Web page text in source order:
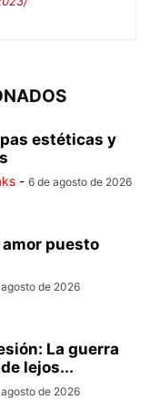
estéticas y
- 6 de agosto de 2026
puesto
de 2026
La guerra
lejos...
de 2026